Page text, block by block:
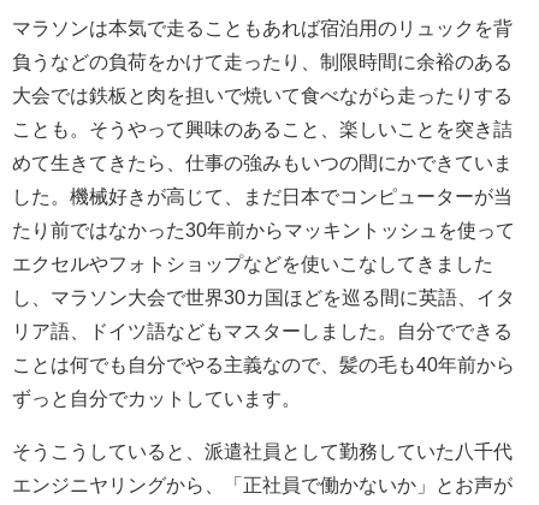
マラソンは本気で走ることもあれば宿泊用のリュックを背
負うなどの負荷をかけて走ったり、制限時間に余裕のある
大会では鉄板と肉を担いで焼いて食べながら走ったりする
ことも。そうやって興味のあること、楽しいことを突き詰
めて生きてきたら、仕事の強みもいつの間にかできていま
した。機械好きが高じて、まだ日本でコンピューターが当
たり前ではなかった30年前からマッキントッシュを使って
エクセルやフォトショップなどを使いこなしてきました
し、マラソン大会で世界30カ国ほどを巡る間に英語、イタ
リア語、ドイツ語などもマスターしました。自分でできる
ことは何でも自分でやる主義なので、髪の毛も40年前から
ずっと自分でカットしています。
そうこうしていると、派遣社員として勤務していた八千代
エンジニヤリングから、「正社員で働かないか」とお声が